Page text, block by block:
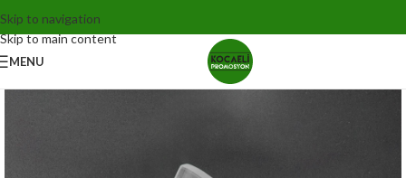
Skip to navigation
Skip to main content
MENU